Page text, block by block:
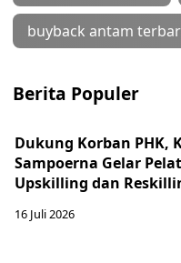
buyback antam
Berita Populer
Dukung Korban PHK,
Sampoerna Gelar
Upskilling dan
16 Juli 2026